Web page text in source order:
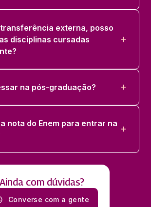
externa, posso
disciplinas cursadas
na pós-graduação?
nota do Enem para entrar na
Ainda com dúvidas?
Converse com a gente